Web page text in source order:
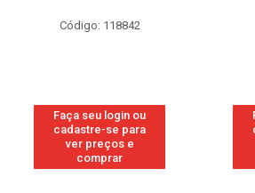
Código: 118842
Faça seu login ou
cadastre-se para
ver preços e
comprar